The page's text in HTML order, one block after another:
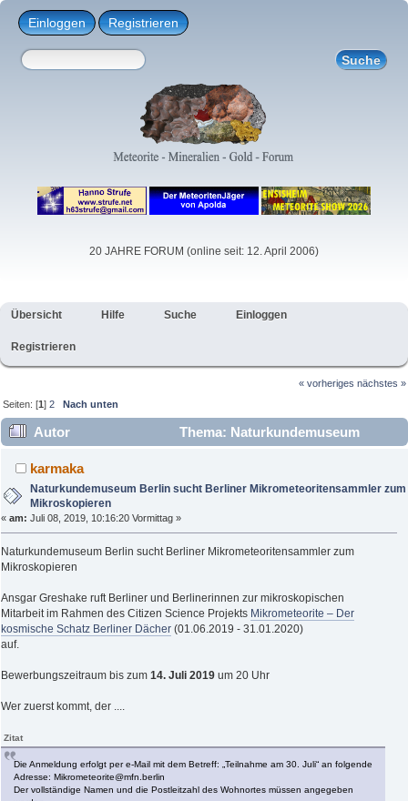
Einloggen Registrieren
20 JAHRE FORUM (online seit: 12. April 2006)
Übersicht Hilfe Suche Einloggen
Registrieren
« vorheriges nächstes »
Seiten: [1]2 Nach unten
Autor
Thema: Naturkundemuseum
Berlin sucht Berliner Mikrometeoritensammler zum
Mikroskopieren (Gelesen 10931 mal)
karmaka
Naturkundemuseum Berlin sucht Berliner Mikrometeoritensammler zum
Mikroskopieren
« am: Juli 08, 2019, 10:16:20 Vormittag »
Naturkundemuseum Berlin sucht Berliner Mikrometeoritensammler zum
Mikroskopieren
Ansgar Greshake ruft Berliner und Berlinerinnen zur mikroskopischen
Mitarbeit im Rahmen des Citizen Science Projekts Mikrometeorite – Der
kosmische Schatz Berliner Dächer (01.06.2019 - 31.01.2020)
auf.
Bewerbungszeitraum bis zum 14. Juli 2019 um 20 Uhr
Wer zuerst kommt, der ....
Zitat
Die Anmeldung erfolgt per e-Mail mit dem Betreff: „Teilnahme am 30. Juli“ an folgende
Adresse: Mikrometeorite@mfn.berlin
Der vollständige Namen und die Postleitzahl des Wohnortes müssen angegeben